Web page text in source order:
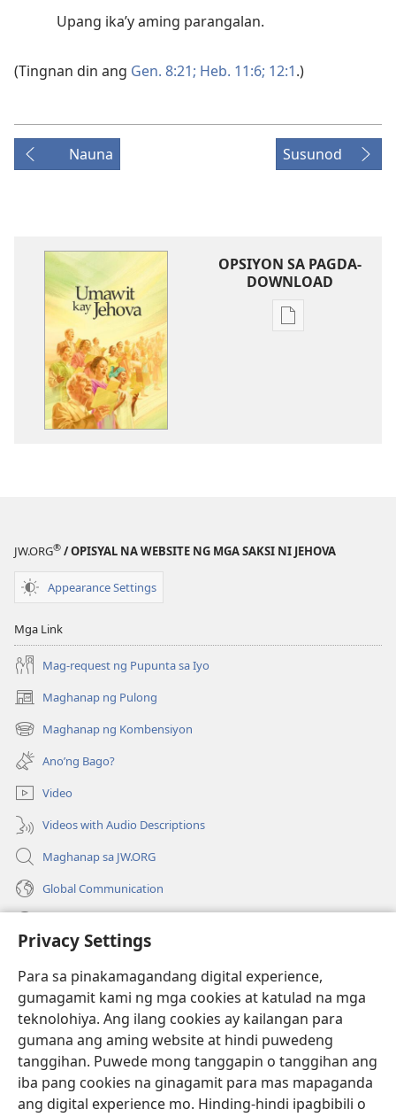
Privacy Settings
Para sa pinakamagandang digital experience,
gumagamit kami ng mga cookies at katulad na mga
teknolohiya. Ang ilang cookies ay kailangan para
gumana ang aming website at hindi puwedeng
tanggihan. Puwede mong tanggapin o tanggihan ang
iba pang cookies na ginagamit para mas mapaganda
ang digital experience mo. Hinding-hindi ipagbibili o
Upang ika’y aming parangalan.
(Tingnan din ang Gen. 8:21; Heb. 11:6; 12:1.)
Nauna Susunod
OPSIYON SA PAGDA-
DOWNLOAD
Opsiyon
JW.ORG® / OPISYAL NA WEBSITE NG MGA SAKSI NI JEHOVA
Appearance Settings
Mga Link
Mag-request ng Pupunta sa Iyo
Maghanap ng Pulong
(may
bubukas
na
bagong
window)
Maghanap ng Kombensiyon
(may
bubukas
na
bagong
window)
Ano’ng Bago?
Video
Videos with Audio Descriptions
Maghanap sa JW.ORG
Global Communication
(may
na
bagong
window)
Watchtower ONLINE LIBRARY™
(may
bubukas
na
bagong
window)
JW Hub ®
(may
bubukas
bagong
JW Library ®